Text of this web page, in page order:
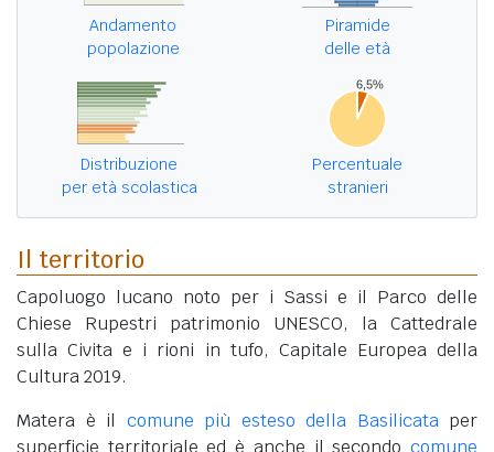
Andamento
popolazione
Piramide
delle età
Distribuzione
per età scolastica
Percentuale
stranieri
Il territorio
Capoluogo lucano noto per i Sassi e il Parco delle
Chiese Rupestri patrimonio UNESCO, la Cattedrale
sulla Civita e i rioni in tufo, Capitale Europea della
Cultura 2019.
Matera è il comune più esteso della Basilicataper